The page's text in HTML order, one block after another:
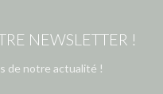
NEWSLETTER !
de notre actualité !